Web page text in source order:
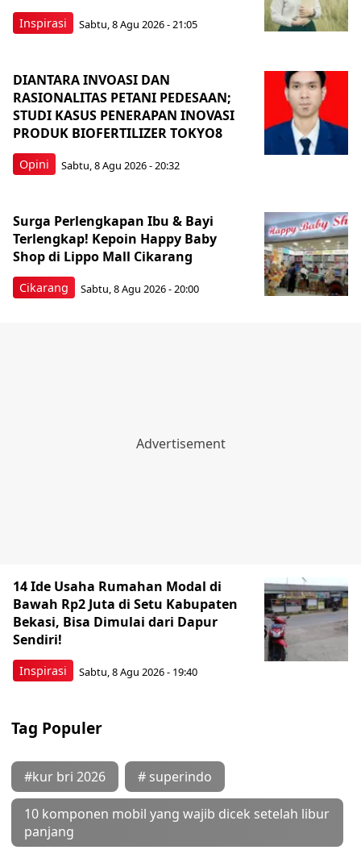
Inspirasi Sabtu, 8 Agu 2026 - 21:05
Opini
DIANTARA INVOASI DAN
RASIONALITAS PETANI PEDESAAN;
STUDI KASUS PENERAPAN INOVASI
PRODUK BIOFERTILIZER TOKYO8
Sabtu, 8 Agu 2026 - 20:32
Cikarang
Surga Perlengkapan Ibu & Bayi
Terlengkap! Kepoin Happy Baby
Shop di Lippo Mall Cikarang
Sabtu, 8 Agu 2026 - 20:00
Inspirasi
14 Ide Usaha Rumahan Modal di
Bawah Rp2 Juta di Setu Kabupaten
Bekasi, Bisa Dimulai dari Dapur
Sendiri!
Sabtu, 8 Agu 2026 - 19:40
Tag Populer
#kur bri 2026 # superindo
10 komponen mobil yang wajib dicek setelah libur
panjang